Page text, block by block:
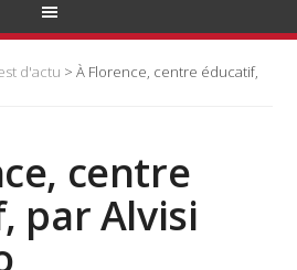
d'actu > À Florence, centre éducatif,
centre
par Alvisi